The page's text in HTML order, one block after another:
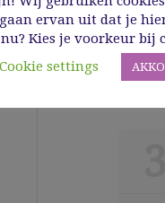
ervan uit dat je
Kies je voorkeur bij
Cookie settings